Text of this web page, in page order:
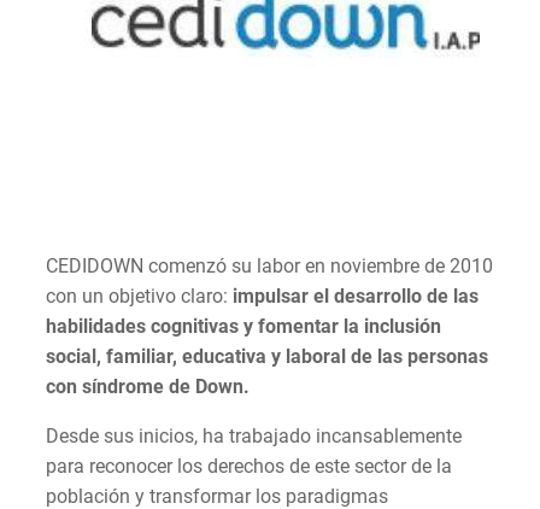
CEDIDOWN comenzó su labor en noviembre de 2010
con un objetivo claro: impulsar el desarrollo de las
habilidades cognitivas y fomentar la inclusión
social, familiar, educativa y laboral de las personas
con síndrome de Down.
Desde sus inicios, ha trabajado incansablemente
para reconocer los derechos de este sector de la
población y transformar los paradigmas